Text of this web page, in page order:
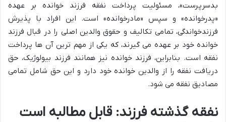
بدسرپرست»، مسئولیت پرداخت نفقه فرزند خوانده بر عهده
«پدرخوانده» و سپس «مادرخوانده» است. این افراد با پذیرش
فرزندخواندگی، تمامی تکالیف و حقوق والدین اصلی را در قبال فرزند
خوانده خود بر عهده می گیرند، که یکی از مهم ترین آن ها پرداخت
نفقه است. بنابراین، فرزند خوانده نیز همانند فرزند بیولوژیک، حق
دریافت نفقه را از والدین خوانده خود دارد و این حق شامل تمامی
مصادیق نفقه می شود.
نفقه گذشته فرزند: قابل مطالبه است